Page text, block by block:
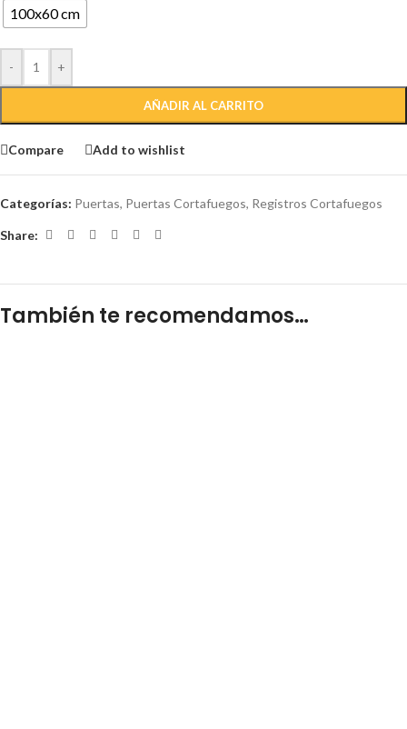
100x60 cm
- +
AÑADIR AL CARRITO
Compare Add to wishlist
Categorías: Puertas, Puertas Cortafuegos, Registros Cortafuegos
Share:
También te recomendamos…